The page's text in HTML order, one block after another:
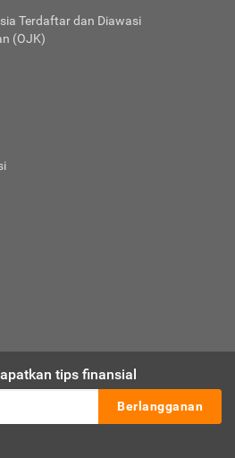
Terdaftar dan Diawasi
(OJK)
tips finansial
Berlangganan